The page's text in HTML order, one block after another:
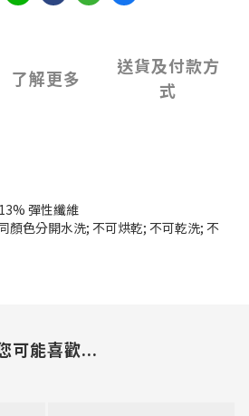
了解更多
送貨及付款方
式
彈性纖維
顏色分開水洗; 不可烘乾; 不可乾洗; 不
可能喜歡...